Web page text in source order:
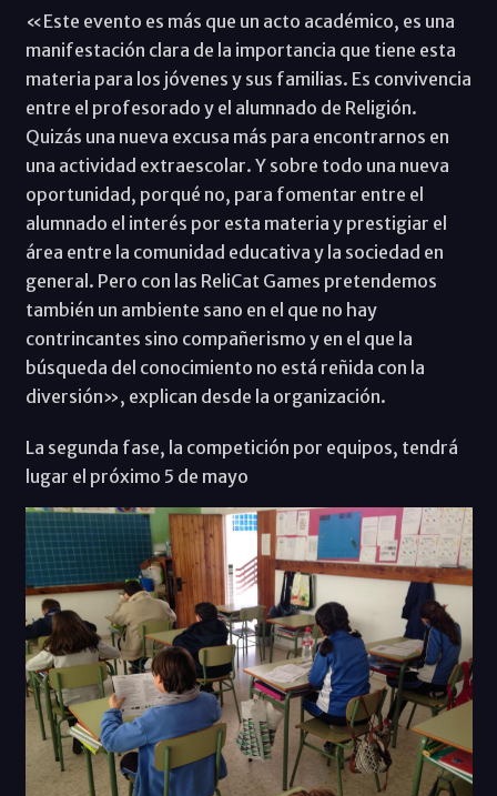
«Este evento es más que un acto académico, es una
manifestación clara de la importancia que tiene esta
materia para los jóvenes y sus familias. Es convivencia
entre el profesorado y el alumnado de Religión.
Quizás una nueva excusa más para encontrarnos en
una actividad extraescolar. Y sobre todo una nueva
oportunidad, porqué no, para fomentar entre el
alumnado el interés por esta materia y prestigiar el
área entre la comunidad educativa y la sociedad en
general. Pero con las ReliCat Games pretendemos
también un ambiente sano en el que no hay
contrincantes sino compañerismo y en el que la
búsqueda del conocimiento no está reñida con la
diversión», explican desde la organización.
La segunda fase, la competición por equipos, tendrá
lugar el próximo 5 de mayo